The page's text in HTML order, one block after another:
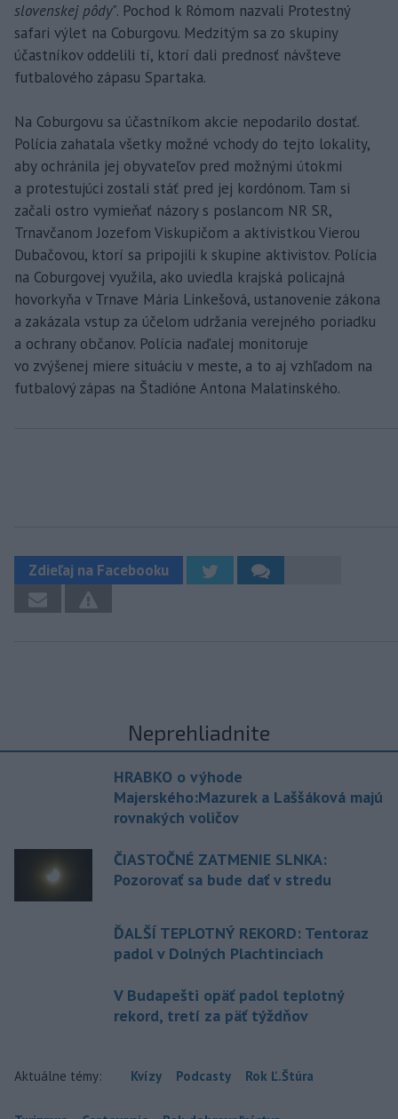
slovenskej pôdy". Pochod k Rómom nazvali Protestný
safari výlet na Coburgovu. Medzitým sa zo skupiny
účastníkov oddelili tí, ktorí dali prednosť návšteve
futbalového zápasu Spartaka.
Na Coburgovu sa účastníkom akcie nepodarilo dostať.
Polícia zahatala všetky možné vchody do tejto lokality,
aby ochránila jej obyvateľov pred možnými útokmi
a protestujúci zostali stáť pred jej kordónom. Tam si
začali ostro vymieňať názory s poslancom NR SR,
Trnavčanom Jozefom Viskupičom a aktivistkou Vierou
Dubačovou, ktorí sa pripojili k skupine aktivistov. Polícia
na Coburgovej využila, ako uviedla krajská policajná
hovorkyňa v Trnave Mária Linkešová, ustanovenie zákona
a zakázala vstup za účelom udržania verejného poriadku
a ochrany občanov. Polícia naďalej monitoruje
vo zvýšenej miere situáciu v meste, a to aj vzhľadom na
futbalový zápas na Štadióne Antona Malatinského.
Zdieľaj na Facebooku
Neprehliadnite
HRABKO o výhode
Majerského:Mazurek a Laššáková majú
rovnakých voličov
ČIASTOČNÉ ZATMENIE SLNKA:
Pozorovať sa bude dať v stredu
ĎALŠÍ TEPLOTNÝ REKORD: Tentoraz
padol v Dolných Plachtinciach
V Budapešti opäť padol teplotný
rekord, tretí za päť týždňov
Aktuálne témy: Kvízy Podcasty Rok Ľ.Štúra